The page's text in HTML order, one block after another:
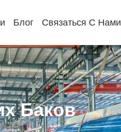
Блог Связаться С Нами
Баков